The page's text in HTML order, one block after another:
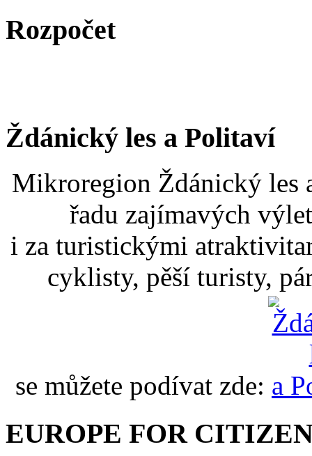
Rozpočet
Ždánický les a Politaví
Mikroregion Ždánický les
řadu zajímavých
i za turistickými
cyklisty, pěší turisty,
se můžete podívat zde:
EUROPE FOR